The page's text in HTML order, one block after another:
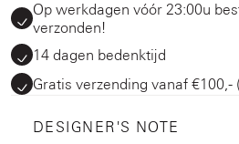
Op werkdagen vóór 23:00u
verzonden!
14 dagen bedenktijd
Gratis verzending vanaf €100,-
DESIGNER'S NOTE